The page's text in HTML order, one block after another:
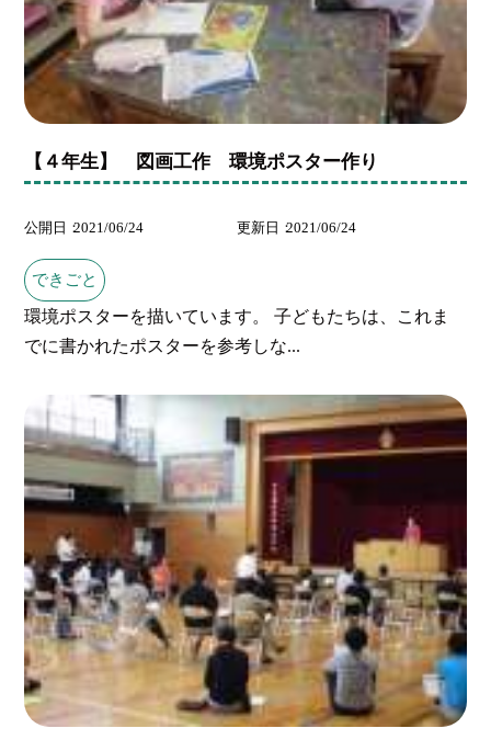
【４年生】 図画工作 環境ポスター作り
公開日 2021/06/24 更新日 2021/06/24
できごと
環境ポスターを描いています。 子どもたちは、これま
でに書かれたポスターを参考しな...